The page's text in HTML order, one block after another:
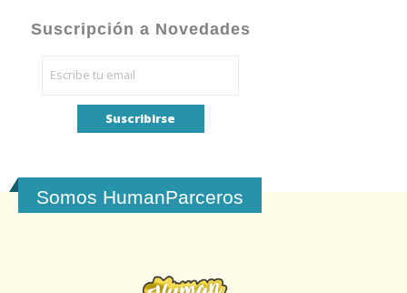
Suscripción a Novedades
Somos HumanParceros